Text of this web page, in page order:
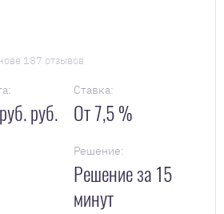
187 отзывов
руб.
Ставка:
От 7,5 %
Решение:
Решение за 15
минут